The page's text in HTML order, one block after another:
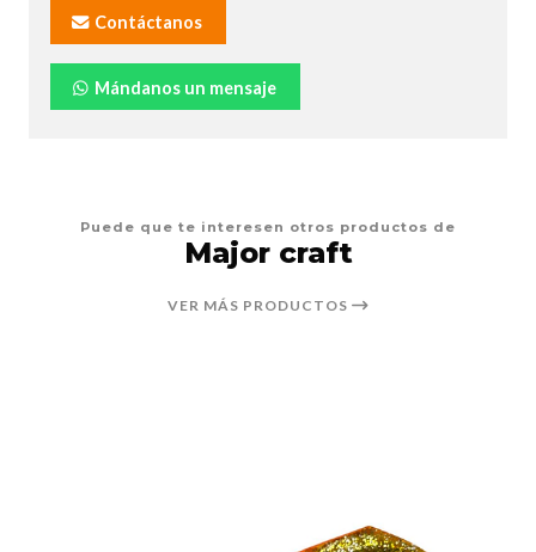
Contáctanos
Mándanos un mensaje
Puede que te interesen otros productos de
Major craft
VER MÁS PRODUCTOS